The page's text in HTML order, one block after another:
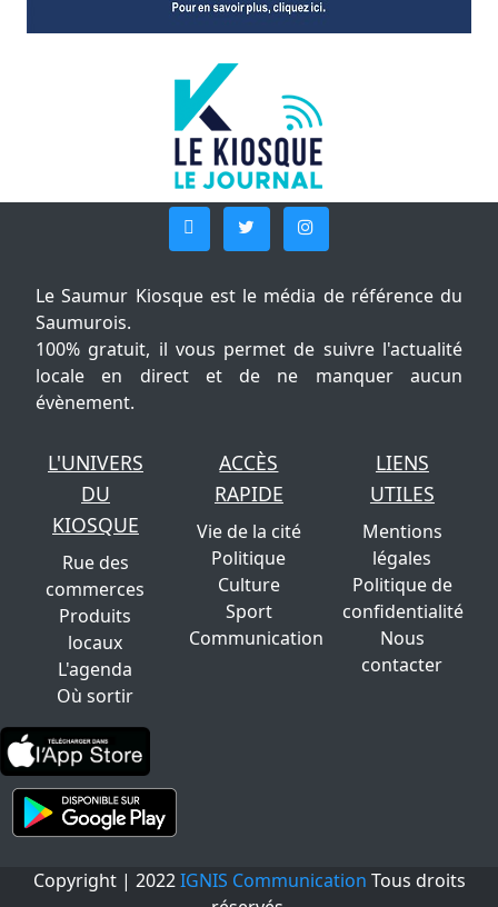
Le Saumur Kiosque est le média de référence du
Saumurois.
100% gratuit, il vous permet de suivre l'actualité
locale en direct et de ne manquer aucun
évènement.
L'UNIVERS
DU
KIOSQUE
Rue des
commerces
Produits
locaux
L'agenda
Où sortir
ACCÈS
RAPIDE
Vie de la cité
Politique
Culture
Sport
Communication
LIENS
UTILES
Mentions
légales
Politique de
confidentialité
Nous
contacter
Copyright | 2022IGNIS Communication Tous droits